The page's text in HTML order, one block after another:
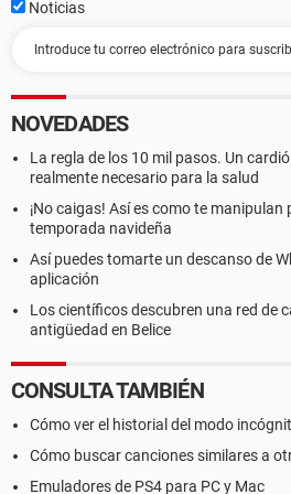
--------[ DMI
[ BIOS ]
Propiedades de la BIOS:
Tamaño 3584 KB
Dispositivos de arranque Floppy
Funciones disponibles EDD, Smart
Standards soportados DMI, ACPI
Posibilidades de expansión ISA,
[ Sistema ]
Fabricante Hewlett-Packard
Versión Rev 1
Número de serie [ TRIAL VERSION ]
Tipo de arranque Botón marcha/
Noticias
NOVEDADES
La regla de los 10 mil pasos. Un
realmente necesario para la salud
¡No caigas! Así es como te
temporada navideña
Así puedes tomarte un descanso de
aplicación
Los científicos descubren una red de
antigüedad en Belice
CONSULTA TAMBIÉN
Cómo ver el historial del modo
Cómo buscar canciones similares a
Emuladores de PS4 para PC y Mac